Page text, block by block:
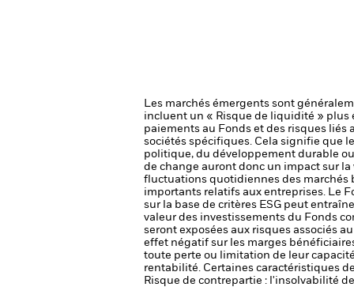
Les marchés émergents sont
incluent un « Risque de liquidité » plus
paiements au Fonds et des risques liés
sociétés spécifiques. Cela signifie que
politique, du développement durable
de change auront donc un impact sur
fluctuations quotidiennes des marchés
importants relatifs aux entreprises. Le
sur la base de critères ESG peut
valeur des investissements du Fonds
seront exposées aux risques associés
effet négatif sur les marges
toute perte ou limitation de leur
rentabilité. Certaines caractéristiques
Risque de contrepartie : l'insolvabilité